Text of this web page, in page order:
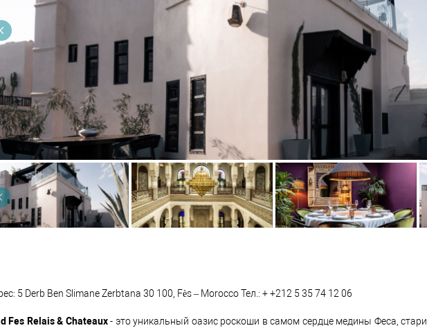
5 Derb Ben Slimane Zerbtana 30 100, Fès – Morocco Тел.: + +212 5 35 74 12 06
Fes Relais & Chateaux- это уникальный оазис роскоши в самом сердце медины Феса,